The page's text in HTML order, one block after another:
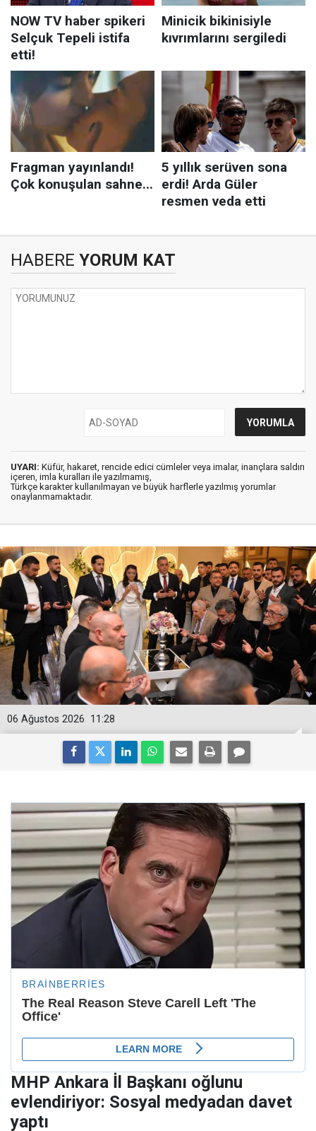
HABERE YORUM KAT
UYARI: Küfür, hakaret, rencide edici cümleler veya imalar, inançlara saldırı
içeren, imla kuralları ile yazılmamış,
Türkçe karakter kullanılmayan ve büyük harflerle yazılmış yorumlar
onaylanmamaktadır.
11:28
06 Ağustos 2026
MHP Ankara İl Başkanı oğlunu
evlendiriyor: Sosyal medyadan davet
yaptı